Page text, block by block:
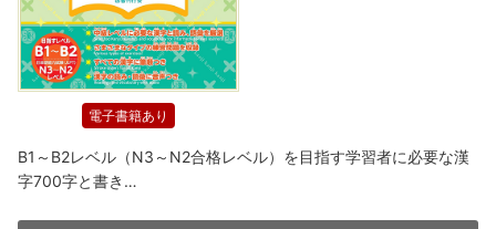
電子書籍あり
B1～B2レベル（N3～N2合格レベル）を目指す学習者に必要な漢
字700字と書き…